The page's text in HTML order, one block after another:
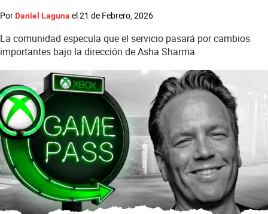
Por Daniel Laguna el21 de Febrero, 2026
La comunidad especula que el servicio pasará por cambios
importantes bajo la dirección de Asha Sharma